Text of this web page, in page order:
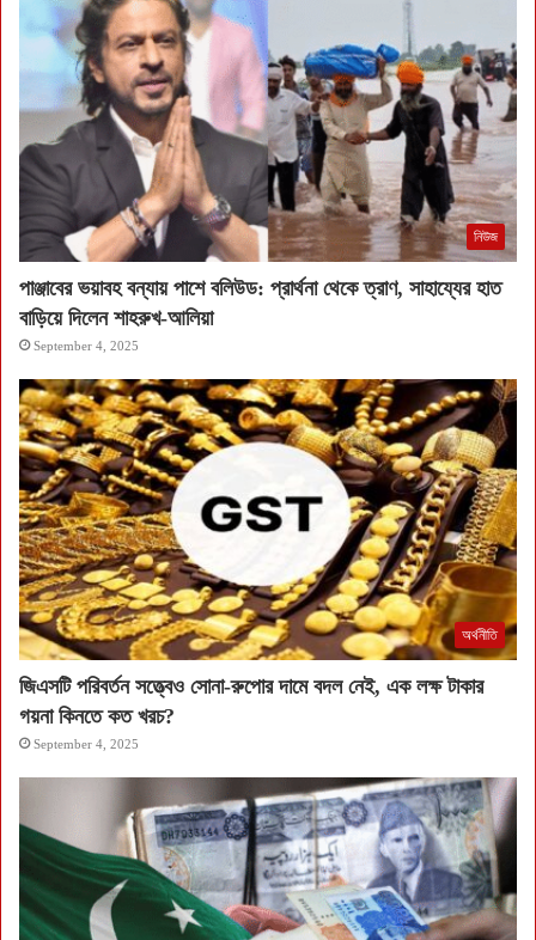
নিউজ
পাঞ্জাবের ভয়াবহ বন্যায় পাশে বলিউড: প্রার্থনা থেকে ত্রাণ, সাহায্যের হাত
বাড়িয়ে দিলেন শাহরুখ-আলিয়া
September 4, 2025
অর্থনীতি
জিএসটি পরিবর্তন সত্ত্বেও সোনা-রুপোর দামে বদল নেই, এক লক্ষ টাকার
গয়না কিনতে কত খরচ?
September 4, 2025